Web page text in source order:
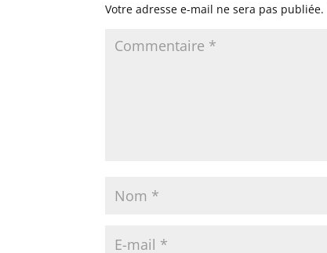
Votre adresse e-mail ne sera pas publiée.